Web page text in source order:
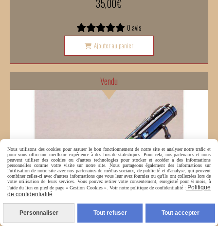
35,00€
0 avis
Ajouter au panier
Vendu
Nous utilisons des cookies pour assurer le bon fonctionnement de notre site et analyser notre trafic et
pour vous offrir une meilleure expérience à des fins de statistiques. Pour cela, nos partenaires et nous
peuvent utiliser des cookies ou d'autres technologies pour stocker et accéder à des informations
personnelles comme votre visite sur notre site. Nous partageons également des informations sur
l'utilisation de notre site avec nos partenaires de médias sociaux, de publicité et d'analyse, qui peuvent
combiner celles-ci avec d'autres informations que vous leur avez fournies ou qu'ils ont collectées lors de
votre utilisation de leurs services. Vous pouvez retirer votre consentement, enregistré pour 6 mois, à
l'aide du lien en pied de page « Gestion Cookies ». Voir notre politique de confidentialité : Politique
de confidentialité
Personnaliser Tout refuser Tout accepter